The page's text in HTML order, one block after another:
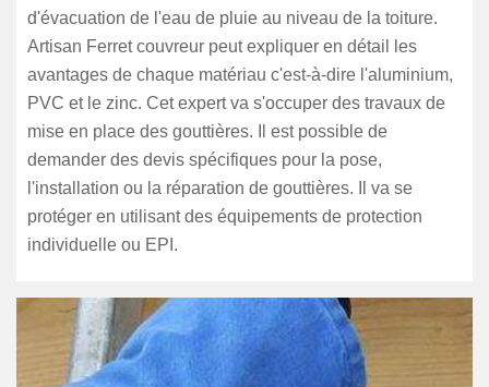
d'évacuation de l'eau de pluie au niveau de la toiture.
Artisan Ferret couvreur peut expliquer en détail les
avantages de chaque matériau c'est-à-dire l'aluminium,
PVC et le zinc. Cet expert va s'occuper des travaux de
mise en place des gouttières. Il est possible de
demander des devis spécifiques pour la pose,
l'installation ou la réparation de gouttières. Il va se
protéger en utilisant des équipements de protection
individuelle ou EPI.